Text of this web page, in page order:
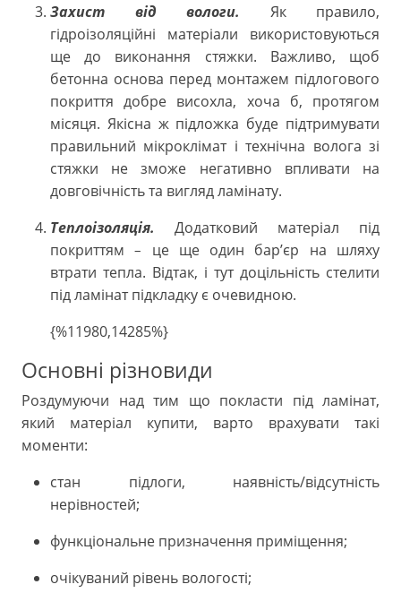
Захист від вологи. Як правило,
гідроізоляційні матеріали використовуються
ще до виконання стяжки. Важливо, щоб
бетонна основа перед монтажем підлогового
покриття добре висохла, хоча б, протягом
місяця. Якісна ж підложка буде підтримувати
правильний мікроклімат і технічна волога зі
стяжки не зможе негативно впливати на
довговічність та вигляд ламінату.
Теплоізоляція. Додатковий матеріал під
покриттям–
це ще один бар’єр на шляху
втрати тепла. Відтак, і тут доцільність стелити
під ламінат підкладку є очевидною.
{%11980,14285%}
Основні різновиди
Роздумуючи над тим що покласти під ламінат,
який матеріал купити, варто врахувати такі
моменти:
стан підлоги, наявність/відсутність
нерівностей;
функціональне призначення приміщення;
очікуваний рівень вологості;